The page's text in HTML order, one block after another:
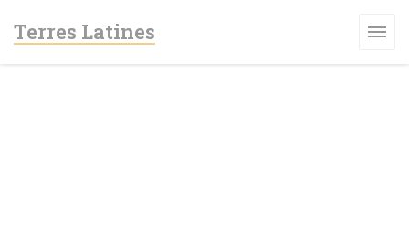
Terres Latines